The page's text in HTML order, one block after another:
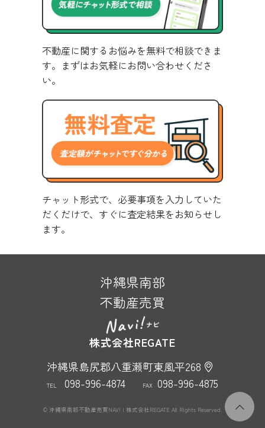
不動産に関するお悩みを無料で相談できま
す。まずはお気軽にお問い合わせくださ
い。
チャット形式で、必要事項を入力していた
だくだけで、すぐに査定結果をお知らせし
ます。
沖縄県南部
不動産売買
株式会社REGATE
沖縄県島尻郡八重瀬町東風平268
TEL 098-996-4874 FAX 098-996-4875
© 沖縄県南部不動産売買NAVI | 株式会社REGATE All Rights Reserved.